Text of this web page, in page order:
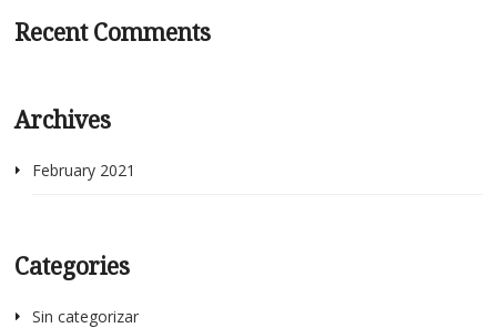
Recent Comments
Archives
February 2021
Categories
Sin categorizar